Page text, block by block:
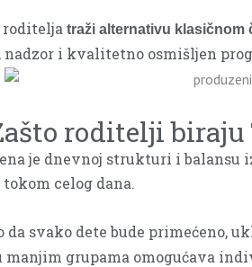
roditelja traži alternativu klasičnom
nadzor i kvalitetno osmišljen
roditelji biraju
je dnevnoj strukturi i
celog dana.
da svako dete bude primećeno,
manjim grupama omogućava